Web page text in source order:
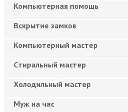
Компьютерная помощь
Вскрытие замков
Компьютерный мастер
Cтиральный мастер
Холодильный мастер
Муж на час